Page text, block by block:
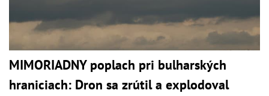
MIMORIADNY poplach pri bulharských
hraniciach: Dron sa zrútil a explodoval